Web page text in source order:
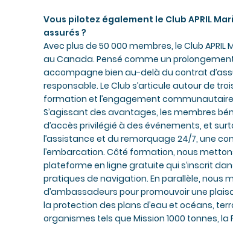
Vous pilotez également le Club APRIL
assurés ?
Avec plus de 50 000 membres, le Club
au Canada. Pensé comme un
accompagne bien au-delà du contrat
responsable. Le Club s’articule autour de
formation et l’engagement
S’agissant des avantages, les membres
d’accès privilégié à des événements, et
l’assistance et du remorquage 24/7, une
l’embarcation. Côté formation, nous
plateforme en ligne gratuite qui s’inscrit
pratiques de navigation. En parallèle, nous
d’ambassadeurs pour promouvoir une
la protection des plans d’eau et océans,
organismes tels que Mission 1000 tonnes, la